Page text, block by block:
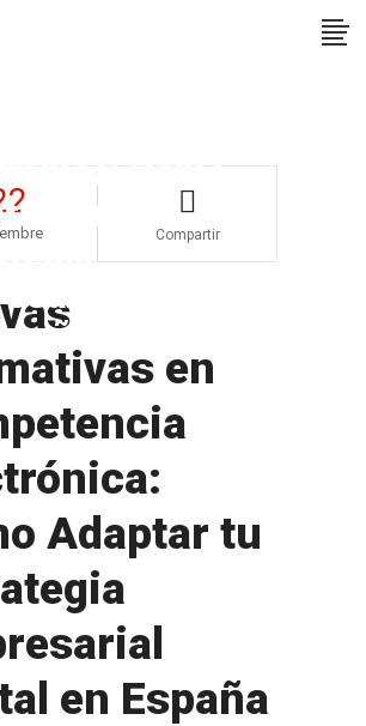
Cómo
Tu
Digital
Compartir
en
Adaptar tu
en España